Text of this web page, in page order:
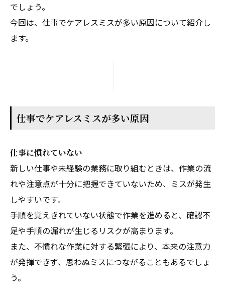
でしょう。
今回は、仕事でケアレスミスが多い原因について紹介し
ます。
仕事でケアレスミスが多い原因
仕事に慣れていない
新しい仕事や未経験の業務に取り組むときは、作業の流
れや注意点が十分に把握できていないため、ミスが発生
しやすいです。
手順を覚えきれていない状態で作業を進めると、確認不
足や手順の漏れが生じるリスクが高まります。
また、不慣れな作業に対する緊張により、本来の注意力
が発揮できず、思わぬミスにつながることもあるでしょ
う。